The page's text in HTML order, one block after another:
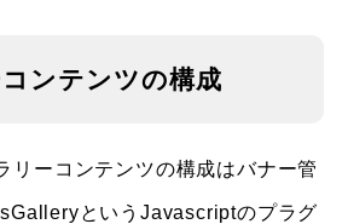
ンテンツの構成
ーコンテンツの構成はバナー管
というJavascriptのプラグ